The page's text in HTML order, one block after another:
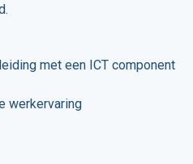
met een ICT component
werkervaring